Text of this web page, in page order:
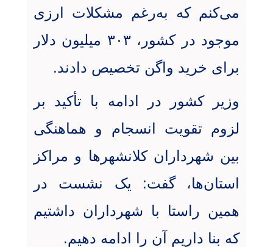
می‌کنم که به‌رغم مشکلات ارزی
موجود در کشور، ۳۰۳ میلیون دلار
برای خرید واگن تخصیص دادند.
وزیر کشور در ادامه با تأکید بر
لزوم تقویت انسجام و هماهنگی
بین شهرداران کلانشهرها و مراکز
استان‌ها، گفت: یک نشست در
همین راستا با شهرداران داشتیم
که بنا داریم آن را ادامه دهیم.